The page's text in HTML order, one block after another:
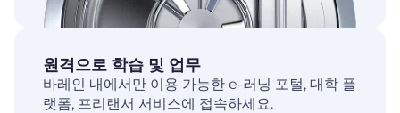
원격으로 학습 및 업무
바레인 내에서만 이용 가능한 e-러닝 포털, 대학 플
랫폼, 프리랜서 서비스에 접속하세요.